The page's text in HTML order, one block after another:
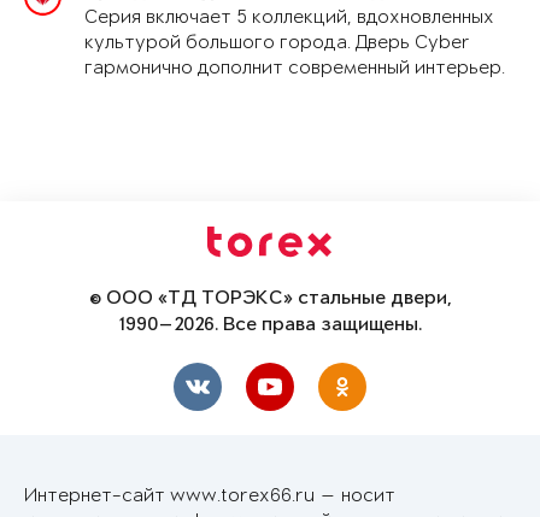
Серия включает 5 коллекций, вдохновленных
культурой большого города. Дверь Cyber
гармонично дополнит современный интерьер.
© ООО «ТД ТОРЭКС» стальные двери,
1990—2026. Все права защищены.
Интернет-сайт www.torex66.ru — носит